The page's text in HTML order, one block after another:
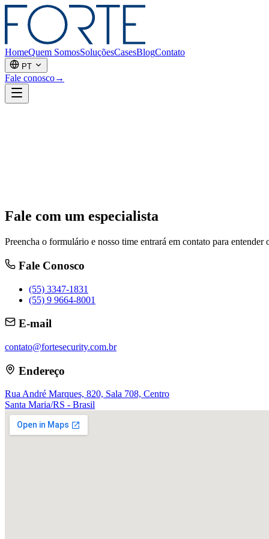
HomeQuem SomosSoluçõesCasesBlogContato
PT
Fale conosco→
Fale com um especialista
Preencha o formulário e nosso time entrará em contato para entender
Fale Conosco
(55) 3347-1831
(55) 9 9664-8001
E-mail
contato@fortesecurity.com.br
Endereço
Rua André Marques, 820, Sala 708, Centro
Santa Maria/RS - Brasil